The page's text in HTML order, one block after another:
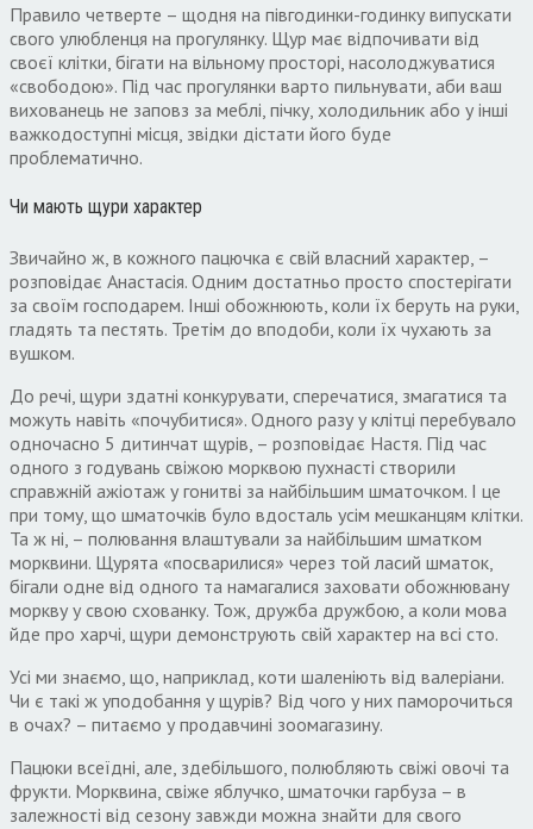
Правило четверте – щодня на півгодинки-годинку випускати
свого улюбленця на прогулянку. Щур має відпочивати від
своєї клітки, бігати на вільному просторі, насолоджуватися
«свободою». Під час прогулянки варто пильнувати, аби ваш
вихованець не заповз за меблі, пічку, холодильник або у інші
важкодоступні місця, звідки дістати його буде
проблематично.
Чи мають щури характер
Звичайно ж, в кожного пацючка є свій власний характер, –
розповідає Анастасія. Одним достатньо просто спостерігати
за своїм господарем. Інші обожнюють, коли їх беруть на руки,
гладять та пестять. Третім до вподоби, коли їх чухають за
вушком.
До речі, щури здатні конкурувати, сперечатися, змагатися та
можуть навіть «почубитися». Одного разу у клітці перебувало
одночасно 5 дитинчат щурів, – розповідає Настя. Під час
одного з годувань свіжою морквою пухнасті створили
справжній ажіотаж у гонитві за найбільшим шматочком. І це
при тому, що шматочків було вдосталь усім мешканцям клітки.
Та ж ні, – полювання влаштували за найбільшим шматком
морквини. Щурята «посварилися» через той ласий шматок,
бігали одне від одного та намагалися заховати обожнювану
моркву у свою схованку. Тож, дружба дружбою, а коли мова
йде про харчі, щури демонструють свій характер на всі сто.
Усі ми знаємо, що, наприклад, коти шаленіють від валеріани.
Чи є такі ж уподобання у щурів? Від чого у них паморочиться
в очах? – питаємо у продавчині зоомагазину.
Пацюки всеїдні, але, здебільшого, полюбляють свіжі овочі та
фрукти. Морквина, свіже яблучко, шматочки гарбуза – в
залежності від сезону завжди можна знайти для свого